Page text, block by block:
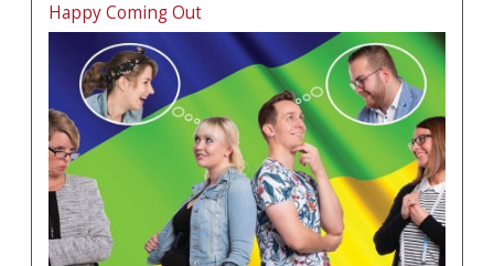
Happy Coming Out